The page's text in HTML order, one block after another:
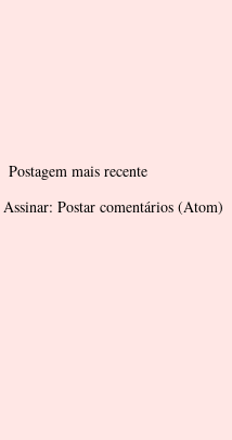
Postagem mais recente
Assinar: Postar comentários (Atom)